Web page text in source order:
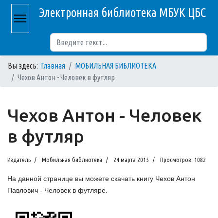
Электронная библиотека МБУК ЦБС
Вы здесь: Главная
МОБИЛЬНАЯ БИБЛИОТЕКА
Чехов Антон - Человек в футляр
Чехов Антон - Человек
в футляр
Издатель Мобильная библиотека 24 марта 2015 Просмотров: 1082
На данной странице вы можете скачать книгу Чехов Антон
Павлович - Человек в футляре.